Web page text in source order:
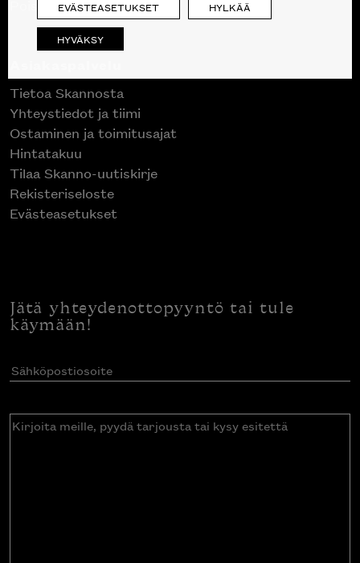
Poistuvat mallikappaleet
Tietoa Skannosta
Yhteystiedot ja tiimi
Ostaminen ja toimitusajat
Hintatakuu
Tilaa Skanno-uutiskirje
Rekisteriseloste
Evästeasetukset
Jätä yhteydenottopyyntö tai tule
käymään!
Sähköpostiosoite(Pakollinen)
Kirjoita
EVÄSTEASETUKSET HYLKÄÄ
HYVÄKSY